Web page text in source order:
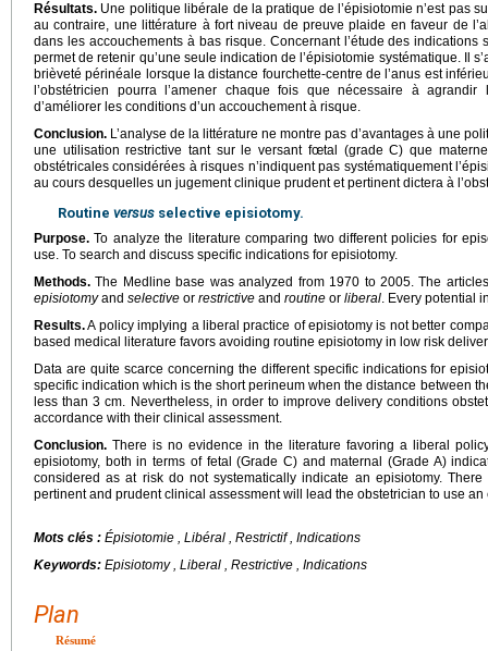
Résultats. Une politique libérale de la pratique de l’épisiotomie n’est pas
au contraire, une littérature à fort niveau de preuve plaide en faveur de
dans les accouchements à bas risque. Concernant l’étude des indications
permet de retenir qu’une seule indication de l’épisiotomie systématique. Il
brièveté périnéale lorsque la distance fourchette-centre de l’anus est
l’obstétricien pourra l’amener chaque fois que nécessaire à
d’améliorer les conditions d’un accouchement à risque.
Conclusion. L’analyse de la littérature ne montre pas d’avantages à une
une utilisation restrictive tant sur le versant fœtal (grade C) que
obstétricales considérées à risques n’indiquent pas systématiquement
au cours desquelles un jugement clinique prudent et pertinent dictera à
Routine versus selective episiotomy.
Purpose. To analyze the literature comparing two different policies for
use. To search and discuss specific indications for episiotomy.
Methods. The Medline base was analyzed from 1970 to 2005. The
episiotomyand selective or restrictive and routine or liberal. Every potential
Results.A policy implying a liberal practice of episiotomy is not better
based medical literature favors avoiding routine episiotomy in low risk
Data are quite scarce concerning the different specific indications for
specific indication which is the short perineum when the distance between
less than 3 cm. Nevertheless, in order to improve delivery conditions
accordance with their clinical assessment.
Conclusion. There is no evidence in the literature favoring a liberal
episiotomy, both in terms of fetal (Grade C) and maternal (Grade A)
considered as at risk do not systematically indicate an episiotomy.
pertinent and prudent clinical assessment will lead the obstetrician to use an
Mots clés : Épisiotomie , Libéral , Restrictif , Indications
Keywords: Episiotomy , Liberal , Restrictive , Indications
Plan
Résumé